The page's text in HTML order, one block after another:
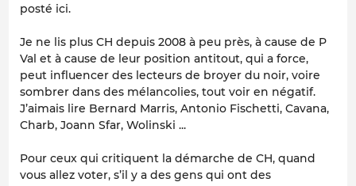
posté ici.
Je ne lis plus CH depuis 2008 à peu près, à cause de P
Val et à cause de leur position antitout, qui a force,
peut influencer des lecteurs de broyer du noir, voire
sombrer dans des mélancolies, tout voir en négatif.
J’aimais lire Bernard Marris, Antonio Fischetti, Cavana,
Charb, Joann Sfar, Wolinski ...
Pour ceux qui critiquent la démarche de CH, quand
vous allez voter, s’il y a des gens qui ont des